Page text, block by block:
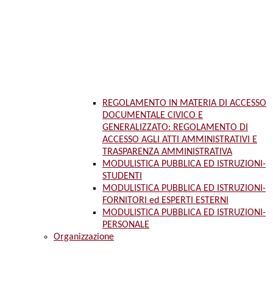
REGOLAMENTO IN MATERIA DI ACCESSO
DOCUMENTALE CIVICO E
GENERALIZZATO: REGOLAMENTO DI
ACCESSO AGLI ATTI AMMINISTRATIVI E
TRASPARENZA AMMINISTRATIVA
MODULISTICA PUBBLICA ED ISTRUZIONI-
STUDENTI
MODULISTICA PUBBLICA ED ISTRUZIONI-
FORNITORI ed ESPERTI ESTERNI
MODULISTICA PUBBLICA ED ISTRUZIONI-
PERSONALE
Organizzazione